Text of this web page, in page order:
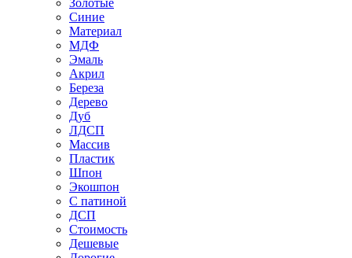
Золотые
Синие
Материал
МДФ
Эмаль
Акрил
Береза
Дерево
Дуб
ЛДСП
Массив
Пластик
Шпон
Экошпон
С патиной
ДСП
Стоимость
Дешевые